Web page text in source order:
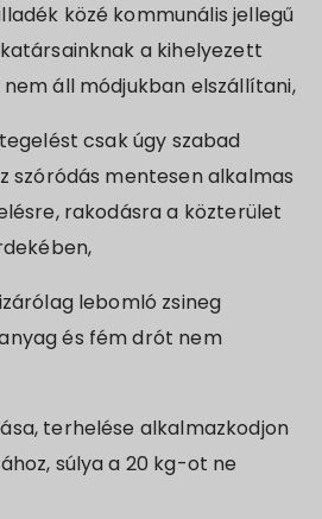
általános
közé kommunális jellegű
a kihelyezett
áll módjukban elszállítani,
csak úgy szabad
szóródás mentesen alkalmas
rakodásra a közterület
lebomló zsineg
és fém drót nem
terhelése alkalmazkodjon
súlya a 20 kg-ot ne